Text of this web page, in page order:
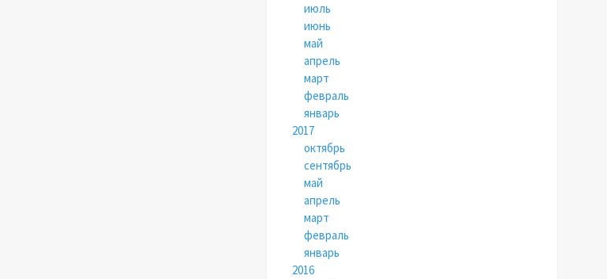
июль
июнь
май
апрель
март
февраль
январь
2017
октябрь
сентябрь
май
апрель
март
февраль
январь
2016